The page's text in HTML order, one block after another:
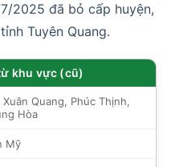
2025 đã bỏ cấp huyện,
Tuyên Quang.
khu vực (cũ)
Quang, Phúc Thịnh,
Hòa
Mỹ